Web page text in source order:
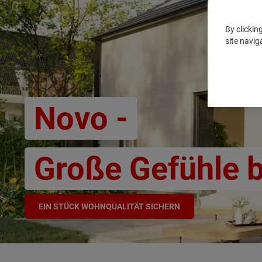
Novo -
Große Gefühle
EIN STÜCK WOHNQUALITÄT SICHERN
By
site